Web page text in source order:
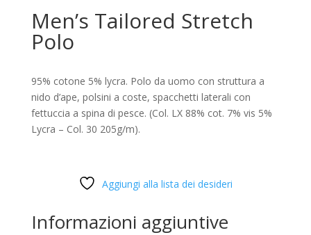
Men’s Tailored Stretch
Polo
95% cotone 5% lycra. Polo da uomo con struttura a
nido d’ape, polsini a coste, spacchetti laterali con
fettuccia a spina di pesce. (Col. LX 88% cot. 7% vis 5%
Lycra – Col. 30 205g/m).
Aggiungi alla lista dei desideri
Informazioni aggiuntive